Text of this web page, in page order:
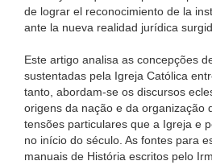
de lograr el reconocimiento de la
ante la nueva realidad jurídica
Este artigo analisa as concepções
sustentadas pela Igreja Católica
tanto, abordam-se os discursos
origens da nação e da organização
tensões particulares que a Igreja e
no início do século. As fontes para
manuais de História escritos pelo